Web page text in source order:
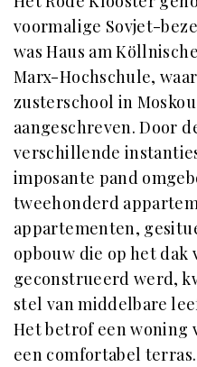
voormalige Sovjet-
was Haus am
Marx-Hochschule,
zusterschool in
aangeschreven. Door
verschillende
imposante pand
tweehonderd
appartementen,
opbouw die op het dak
geconstrueerd werd,
stel van middelbare
Het betrof een woning
een comfortabel